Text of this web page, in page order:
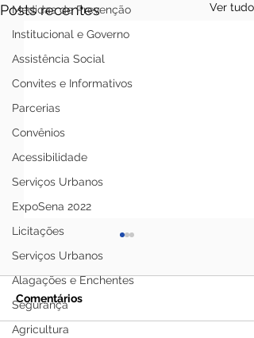
Medidas de Prevenção
Institucional e Governo
Assistência Social
Convites e Informativos
Parcerias
Convênios
Acessibilidade
Serviços Urbanos
ExpoSena 2022
Licitações
Serviços Urbanos
Alagações e Enchentes
Segurança
Agricultura
Posts recentes Ver tudo
Comentários